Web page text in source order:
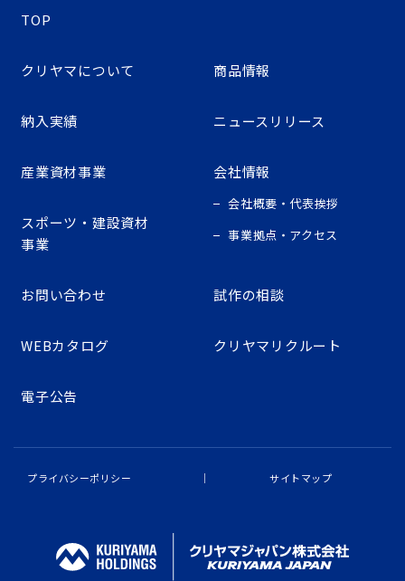
TOP
クリヤマについて 商品情報
納入実績 ニュースリリース
産業資材事業
スポーツ・建設資材
事業
会社情報
会社概要・代表挨拶
事業拠点・アクセス
お問い合わせ 試作の相談
WEBカタログ クリヤマリクルート
電子公告
プライバシーポリシー サイトマップ